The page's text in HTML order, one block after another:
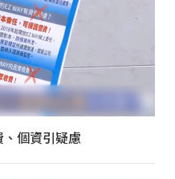
個資引疑慮